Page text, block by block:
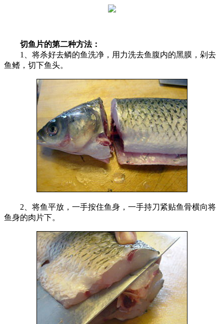
切鱼片的第二种方法：
1、将杀好去鳞的鱼洗净，用力洗去鱼腹内的黑膜，剁去
鱼鳍，切下鱼头。
2、将鱼平放，一手按住鱼身，一手持刀紧贴鱼骨横向将
鱼身的肉片下。